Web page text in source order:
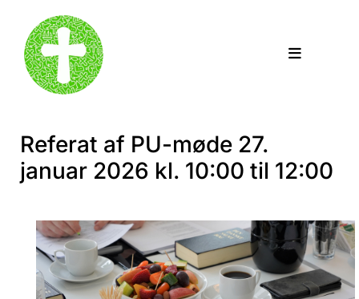
Referat af PU-møde 27.
januar 2026 kl. 10:00 til 12:00